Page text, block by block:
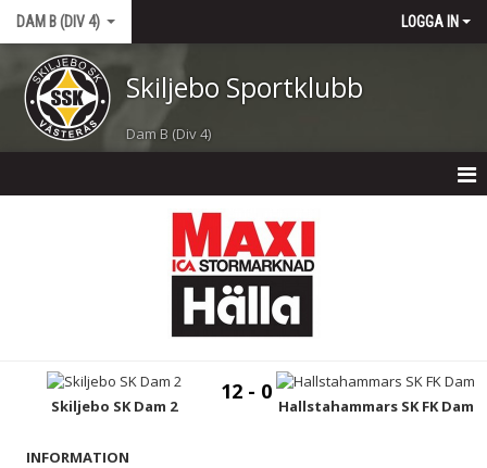
DAM B (DIV 4) LOGGA IN
Skiljebo Sportklubb
Dam B (Div 4)
TRUPPEN
BILDGALLERI
Skiljebo SK Dam 2
12 - 0
Hallstahammars SK FK Dam
INFORMATION